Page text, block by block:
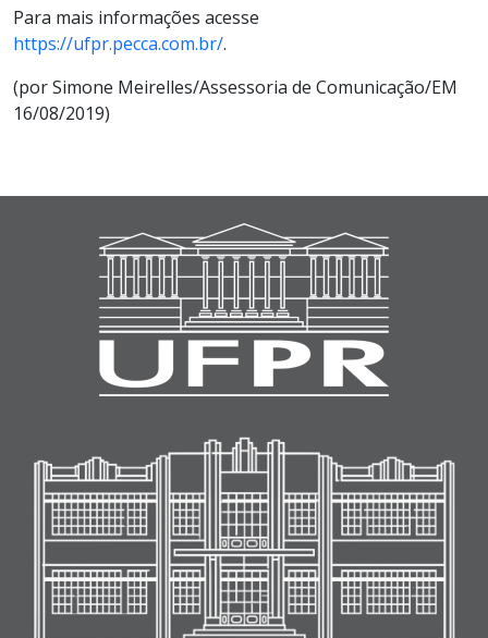
Para mais informações acesse
https://ufpr.pecca.com.br/.
(por Simone Meirelles/Assessoria de Comunicação/EM
16/08/2019)